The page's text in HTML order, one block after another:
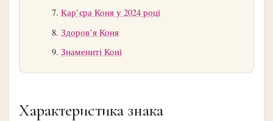
Кар’єра Коня у 2024 році
Здоров’я Коня
Знамениті Коні
Характеристика знака